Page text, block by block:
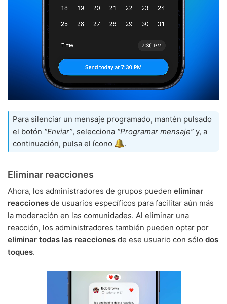
Para silenciar un mensaje programado, mantén pulsado
el botón “Enviar”, selecciona “Programar mensaje” y, a
continuación, pulsa el ícono
.
Eliminar reacciones
Ahora, los administradores de grupos pueden eliminar
reacciones de usuarios específicos para facilitar aún más
la moderación en las comunidades. Al eliminar una
reacción, los administradores también pueden optar por
eliminar todas las reacciones de ese usuario con sólo dos
toques.